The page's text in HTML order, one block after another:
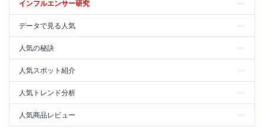
インフルエンサー研究
データで見る人気
人気の秘訣
人気スポット紹介
人気トレンド分析
人気商品レビュー